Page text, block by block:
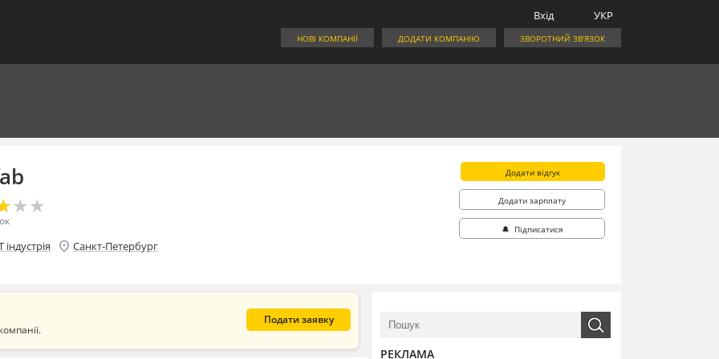
УКР
Вхід
ЗВОРОТНИЙ ЗВ'ЯЗОК
ДОДАТИ КОМПАНІЮ
НОВІ КОМПАНІЇ
★
★★
★
індустрія location_on Санкт-Петербург
Додати відгук
Додати зарплату
🔔 Підписатися
Подати заявку
РЕКЛАМА